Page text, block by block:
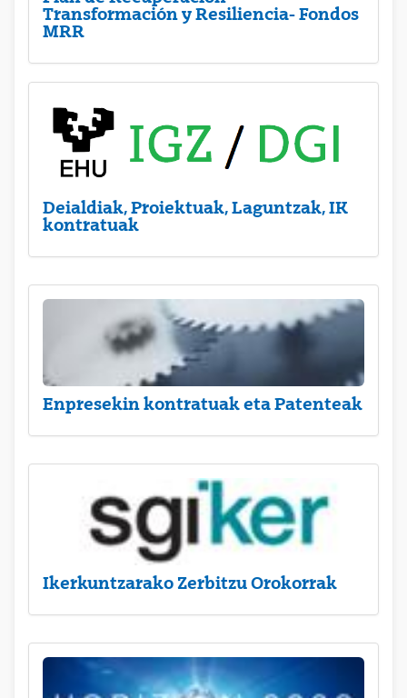
Transformación y Resiliencia- Fondos
MRR
Deialdiak, Proiektuak, Laguntzak, IK
kontratuak
Enpresekin kontratuak eta Patenteak
Ikerkuntzarako Zerbitzu Orokorrak